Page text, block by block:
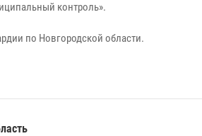
контроль».
по Новгородской области.